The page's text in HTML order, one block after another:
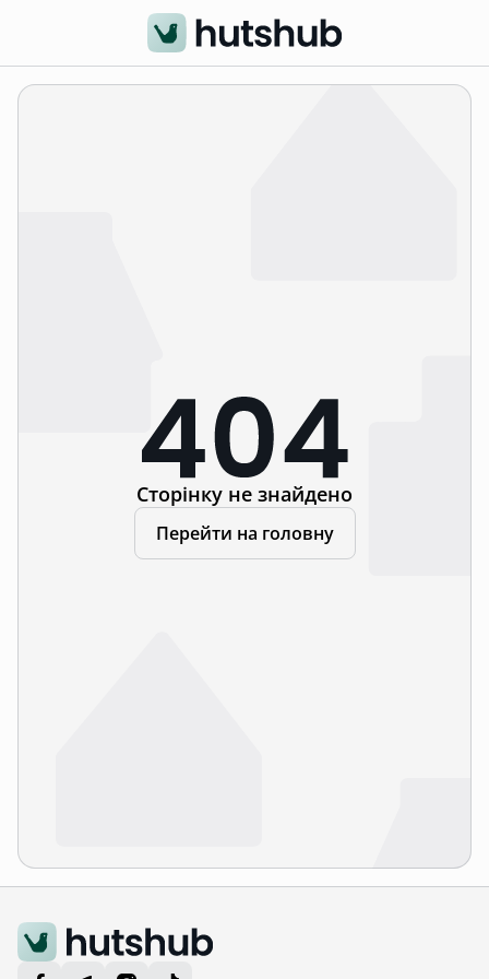
Сторінку не знайдено
Перейти на головну